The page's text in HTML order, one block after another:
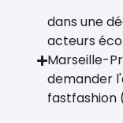
dans une
acteurs
Marseille-
demander
fastfashion